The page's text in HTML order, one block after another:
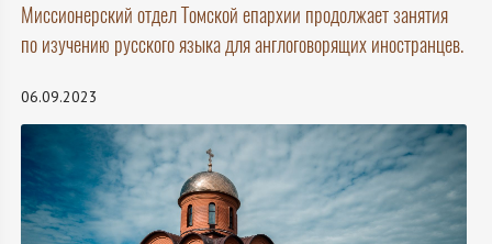
Миссионерский отдел Томской епархии продолжает занятия
по изучению русского языка для англоговорящих иностранцев.
06.09.2023